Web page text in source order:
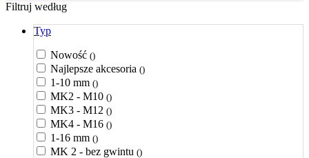
Filtruj według
Typ
Nowość ()
Najlepsze akcesoria ()
1-10 mm ()
MK2 - M10 ()
MK3 - M12 ()
MK4 - M16 ()
1-16 mm ()
MK 2 - bez gwintu ()